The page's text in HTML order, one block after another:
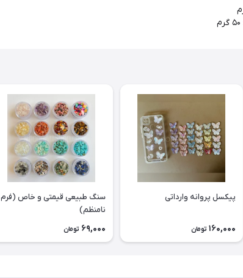
پیکسل پروانه وارداتی
160,000 تومان
سنگ طبیعی قیمتی و خاص (فرم
نامنظم)
69,000 تومان